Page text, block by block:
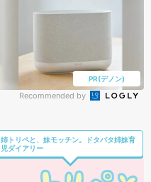
PR(デノン)
Recommended by
姉トリペと、妹モッチン。ドタバタ姉妹育
児ダイアリー